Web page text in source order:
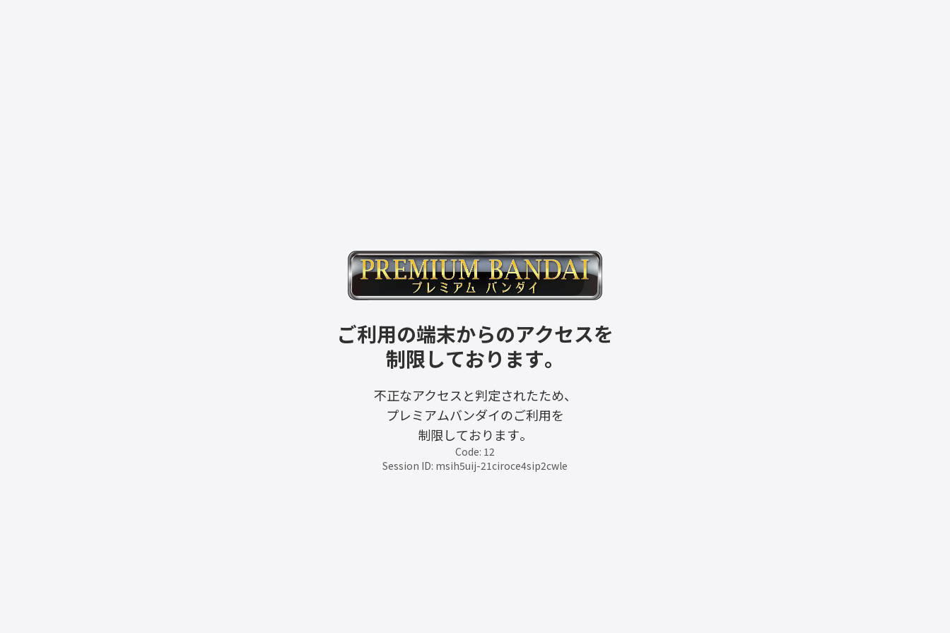
ご利用の端末からのアクセスを
制限しております。
不正なアクセスと判定されたため、
プレミアムバンダイのご利用を
制限しております。
Code: 12
Session ID: msih5uij-21ciroce4sip2cwle